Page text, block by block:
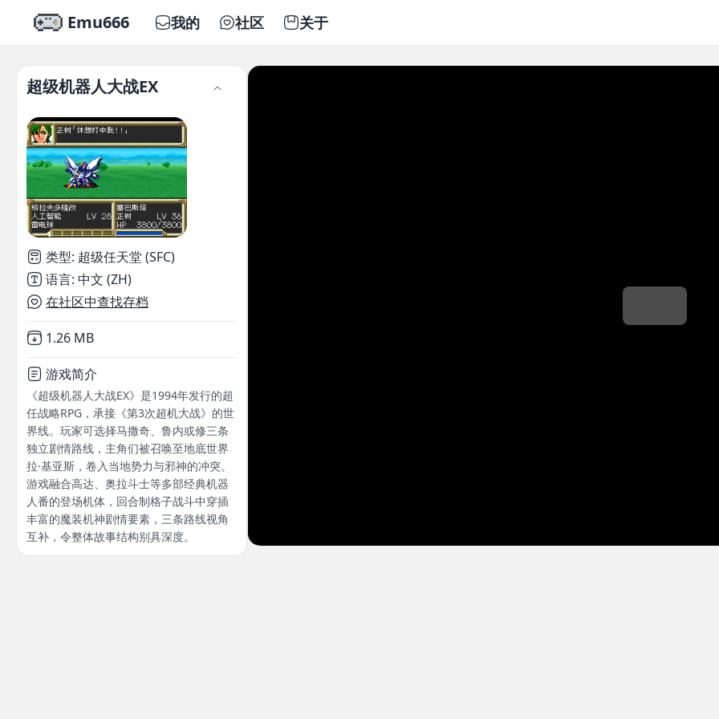
Emu666 我的 社区 关于
超级机器人大战EX
类型: 超级任天堂 (SFC)
语言: 中文 (ZH)
在社区中查找存档
Not downloaded
1.26 MB
游戏简介
《超级机器人大战EX》是1994年发行的超
任战略RPG，承接《第3次超机大战》的世
界线。玩家可选择马撒奇、鲁内或修三条
独立剧情路线，主角们被召唤至地底世界
拉·基亚斯，卷入当地势力与邪神的冲突。
游戏融合高达、奥拉斗士等多部经典机器
人番的登场机体，回合制格子战斗中穿插
丰富的魔装机神剧情要素，三条路线视角
互补，令整体故事结构别具深度。